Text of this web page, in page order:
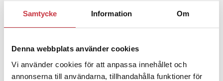
Samtycke Information Om
Denna webbplats använder cookies
Vi använder cookies för att anpassa innehållet och
annonserna till användarna, tillhandahålla funktioner för
Desktopannnons
Debatt
9 juli 2026